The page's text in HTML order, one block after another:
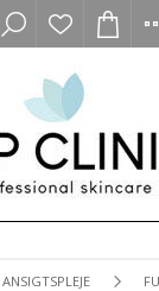
ANSIGTSPLEJE